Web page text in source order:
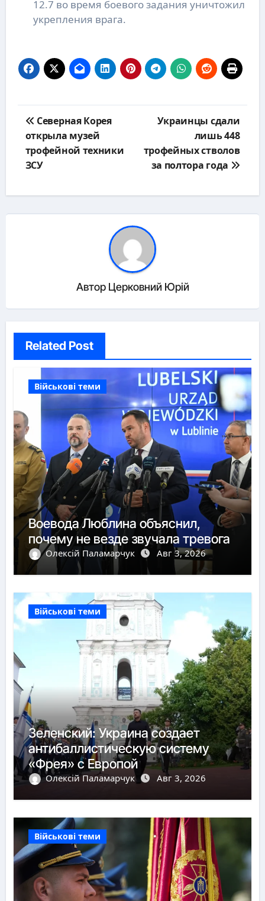
12.7 во время боевого задания уничтожил
укрепления врага.
по
записям
Северная Корея
открыла музей
трофейной техники
ЗСУ
Украинцы сдали
лишь 448
трофейных стволов
за полтора года
Автор Церковний Юрій
Related Post
Військові теми
Воевода Люблина объяснил,
почему не везде звучала тревога
Олексій Паламарчук Авг 3, 2026
Військові теми
Зеленский: Украина создает
антибаллистическую систему
«Фрея» с Европой
Олексій Паламарчук Авг 3, 2026
Військові теми